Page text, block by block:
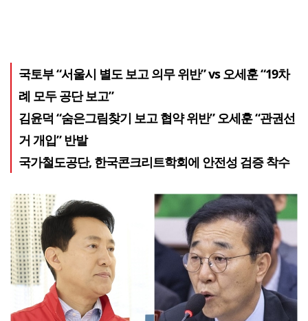
국토부 “서울시 별도 보고 의무 위반” vs 오세훈 “19차
례 모두 공단 보고”
김윤덕 “숨은그림찾기 보고 협약 위반” 오세훈 “관권선
거 개입” 반발
국가철도공단, 한국콘크리트학회에 안전성 검증 착수